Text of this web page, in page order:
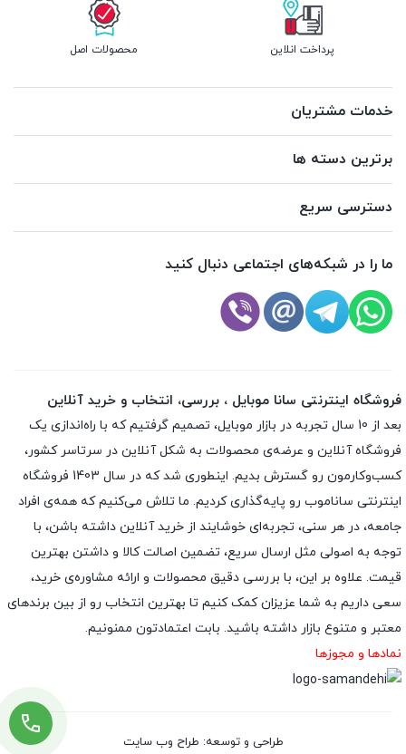
پرداخت انلاین محصولات اصل
خدمات مشتریان
برترین دسته ها
دسترسی سریع
ما را در شبکه‌های اجتماعی دنبال کنید
فروشگاه اینترنتی سانا موبایل ، بررسی، انتخاب و خرید آنلاین
بعد از 10 سال تجربه در بازار موبایل، تصمیم گرفتیم که با راه‌اندازی یک
فروشگاه آنلاین و عرضه‌ی محصولات به شکل آنلاین در سرتاسر کشور،
کسب‌وکارمون رو گسترش بدیم. اینطوری شد که در سال 1403 فروشگاه
اینترنتی ساناموب رو پایه‌گذاری کردیم. ما تلاش می‌کنیم که همه‌ی افراد
جامعه، در هر سنی، تجربه‌ای خوشایند از خرید آنلاین داشته باشن، با
توجه به اصولی مثل ارسال سریع، تضمین اصالت کالا و داشتن بهترین
قیمت. علاوه بر این، با بررسی دقیق محصولات و ارائه مشاوره‌ی خرید،
سعی داریم به شما عزیزان کمک کنیم تا بهترین انتخاب رو از بین برندهای
معتبر و متنوع بازار داشته باشید. بابت اعتمادتون ممنونیم.
نمادها و مجوزها
طراحی و توسعه: طراح وب سایت